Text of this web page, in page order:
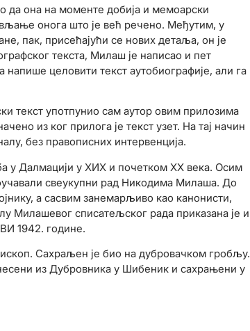
да она на моменте добија и мемоарски
онога што је већ речено. Међутим, у
пак, присећајући се нових детаља, он је
текста, Милаш је написао и пет
целовити текст аутобиографије, али га
текст употпунио сам аутор овим прилозима
из ког прилога је текст узет. На тај начин
без правописних интервенција.
у Далмацији у XИX и почетком ХХ века. Осим
свеукупни рад Никодима Милаша. До
а сасвим занемарљиво као канонисти,
Милашевог списатељског рада приказана је и
1942. године.
Сахраљен је био на дубровачком гробљу.
из Дубровника у Шибеник и сахрањени у